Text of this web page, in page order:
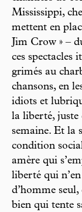
Mississippi,
mettent en
Jim Crow » –
ces spectacles
grimés au
chansons, en
idiots et
la liberté, juste
semaine. Et la
condition
amère qui
liberté qui
d’homme
bien qui tente